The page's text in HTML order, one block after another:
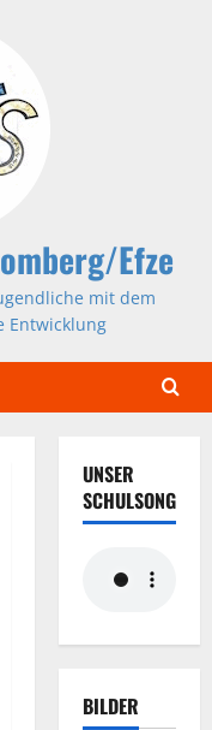
Efze
mit dem
Entwicklung
UNSER
SCHULSONG
BILDER